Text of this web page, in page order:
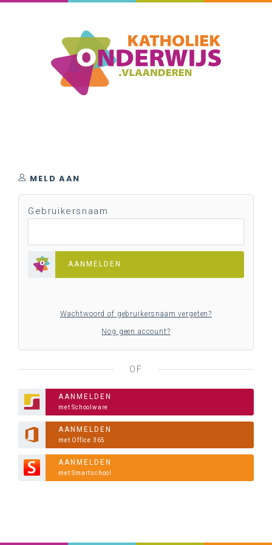
MELD AAN
Gebruikersnaam
AANMELDEN
Wachtwoord of gebruikersnaam vergeten?
Nog geen account?
OF
AANMELDEN
met Schoolware
AANMELDEN
met Office 365
AANMELDEN
met Smartschool